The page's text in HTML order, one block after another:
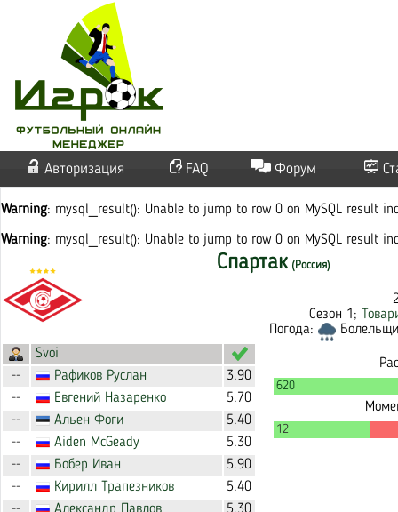
Авторизация FAQ Форум
Warning: mysql_result(): Unable to jump to row 0 on MySQL result
Warning: mysql_result(): Unable to jump to row 0 on MySQL result
Спартак (Россия)
Сезон 1;
Погода:
Svoi
-- Рафиков Руслан 3.90
-- Евгений Назаренко 5.70
-- Альен Фоги 5.40
-- Aiden McGeady 5.30
-- Бобер Иван 5.90
-- Кирилл Трапезников 5.40
--
620
12